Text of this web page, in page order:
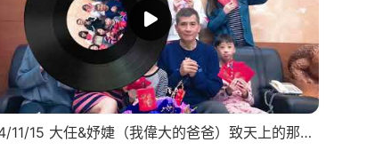
114/11/15 大任&妤婕（我偉大的爸爸）致天上的那個你🍀